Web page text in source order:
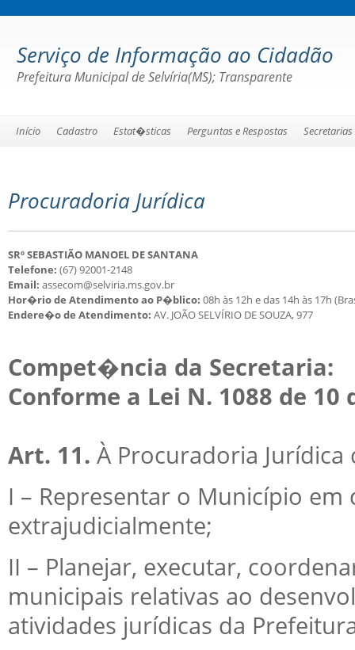
Serviço de Informação ao Cidadão
Prefeitura Municipal de Selvíria(MS); Transparente
Início Cadastro Estat�sticas Perguntas e Respostas Secretarias
Procuradoria Jurídica
SRº SEBASTIÃO MANOEL DE SANTANA
Telefone: (67) 92001-2148
Email: assecom@selviria.ms.gov.br
Hor�rio de Atendimento ao P�blico: 08h às 12h e das 14h às 17h
Endere�o de Atendimento: AV. JOÃO SELVÍRIO DE SOUZA, 977
Compet�ncia da Secretaria:
Conforme a Lei N. 1088 de 10
Art. 11. À Procuradoria Jurídica
I – Representar o Município
extrajudicialmente;
II – Planejar, executar,
municipais relativas ao
atividades jurídicas da